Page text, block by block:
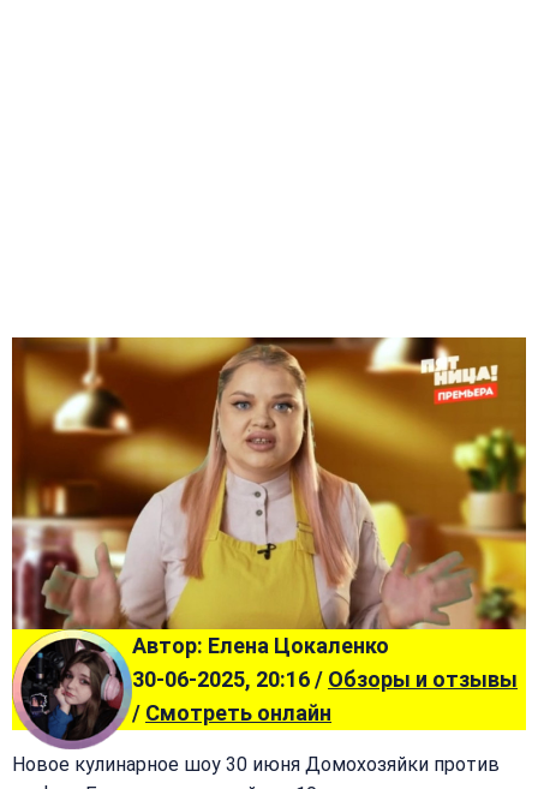
Автор: Елена Цокаленко
30-06-2025, 20:16 / Обзоры и отзывы
/ Смотреть онлайн
Новое кулинарное шоу 30 июня Домохозяйки против